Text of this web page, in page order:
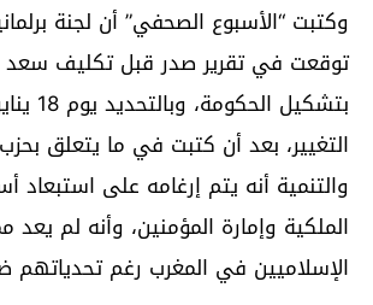
وكتبت “الأسبوع الصحفي” أن لجنة
توقعت في تقرير صدر قبل تكليف سعد
التغيير، بعد أن كتبت في ما يتعلق بحزب
والتنمية أنه يتم إرغامه على
الملكية وإمارة المؤمنين، وأنه لم يعد
الإسلاميين في المغرب رغم تحدياتهم